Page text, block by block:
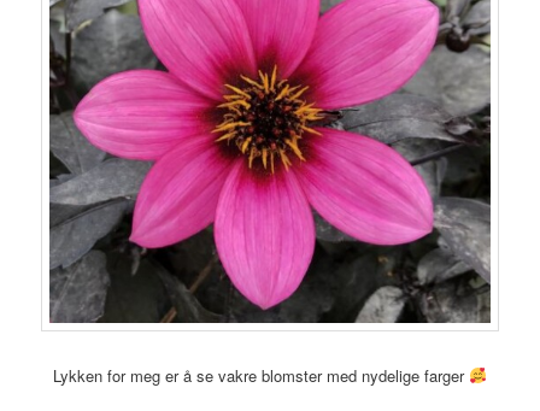
Lykken for meg er å se vakre blomster med nydelige farger